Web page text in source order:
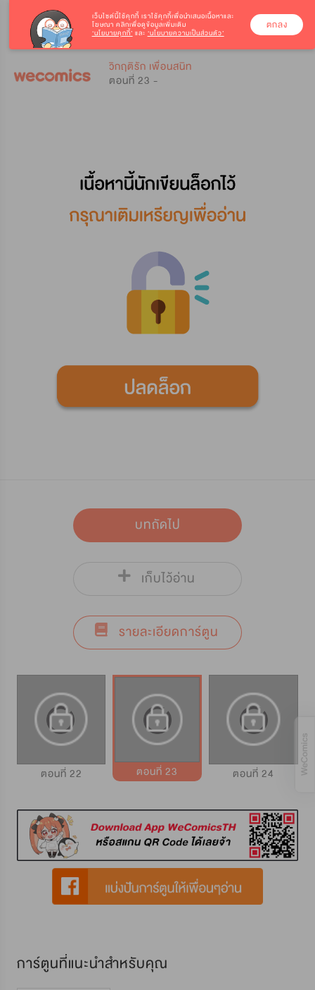
วิกฤติรัก เพื่อนสนิท
ตอนที่ 23 -
บทถัดไป
เก็บไว้อ่าน
รายละเอียดการ์ตูน
ตอนที่ 22 ตอนที่ 23 ตอนที่ 24
การ์ตูนที่แนะนำสำหรับคุณ
เว็บไซต์นี้ใช้คุกกี้ เราใช้คุกกี้เพื่อนำเสนอเนื้อหาและ
โฆษณา คลิกเพื่อดูข้อมูลเพิ่มเติม
‘นโยบายคุกกี้’ และ ‘นโยบายความเป็นส่วนตัว’
ตกลง